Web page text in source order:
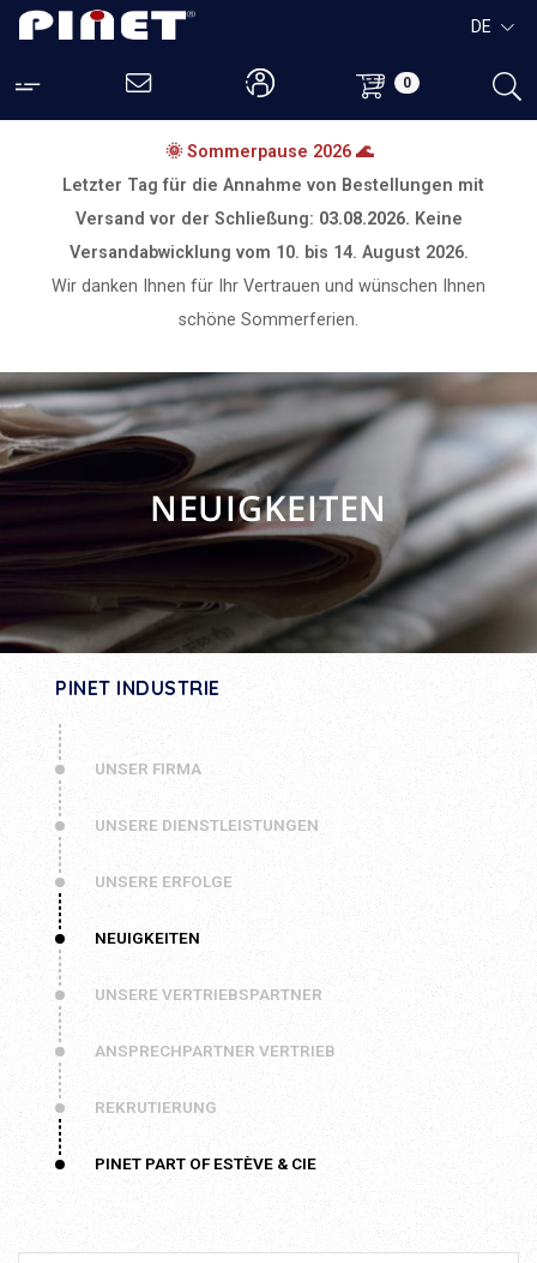
0
DE
🌞 Sommerpause 2026 🌊
Letzter Tag für die Annahme von Bestellungen mit
Versand vor der Schließung: 03.08.2026. Keine
Versandabwicklung vom 10. bis 14. August 2026.
Wir danken Ihnen für Ihr Vertrauen und wünschen Ihnen
schöne Sommerferien.
NEUIGKEITEN
PINET INDUSTRIE
UNSER FIRMA
UNSERE DIENSTLEISTUNGEN
UNSERE ERFOLGE
NEUIGKEITEN
UNSERE VERTRIEBSPARTNER
ANSPRECHPARTNER VERTRIEB
REKRUTIERUNG
PINET PART OF ESTÈVE & CIE